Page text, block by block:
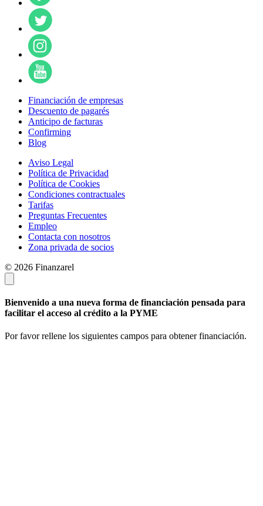
Financiación de empresas
Descuento de pagarés
Anticipo de facturas
Confirming
Blog
Aviso Legal
Política de Privacidad
Política de Cookies
Condiciones contractuales
Tarifas
Preguntas Frecuentes
Empleo
Contacta con nosotros
Zona privada de socios
© 2026 Finanzarel
Bienvenido a una nueva forma de financiación pensada para
facilitar el acceso al crédito a la PYME
Por favor rellene los siguientes campos para obtener financiación.